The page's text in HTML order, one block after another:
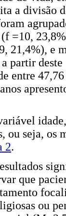
a divisão
=10,
21,4%), e
partir
entre
ou seja, os
2.
que
ou